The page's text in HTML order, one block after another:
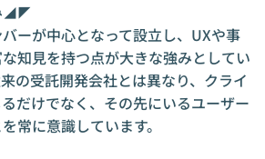
◢◤
ーが中心となって設立し、UXや事
知見を持つ点が大きな強みとしてい
の受託開発会社とは異なり、クライ
だけでなく、その先にいるユーザー
常に意識しています。